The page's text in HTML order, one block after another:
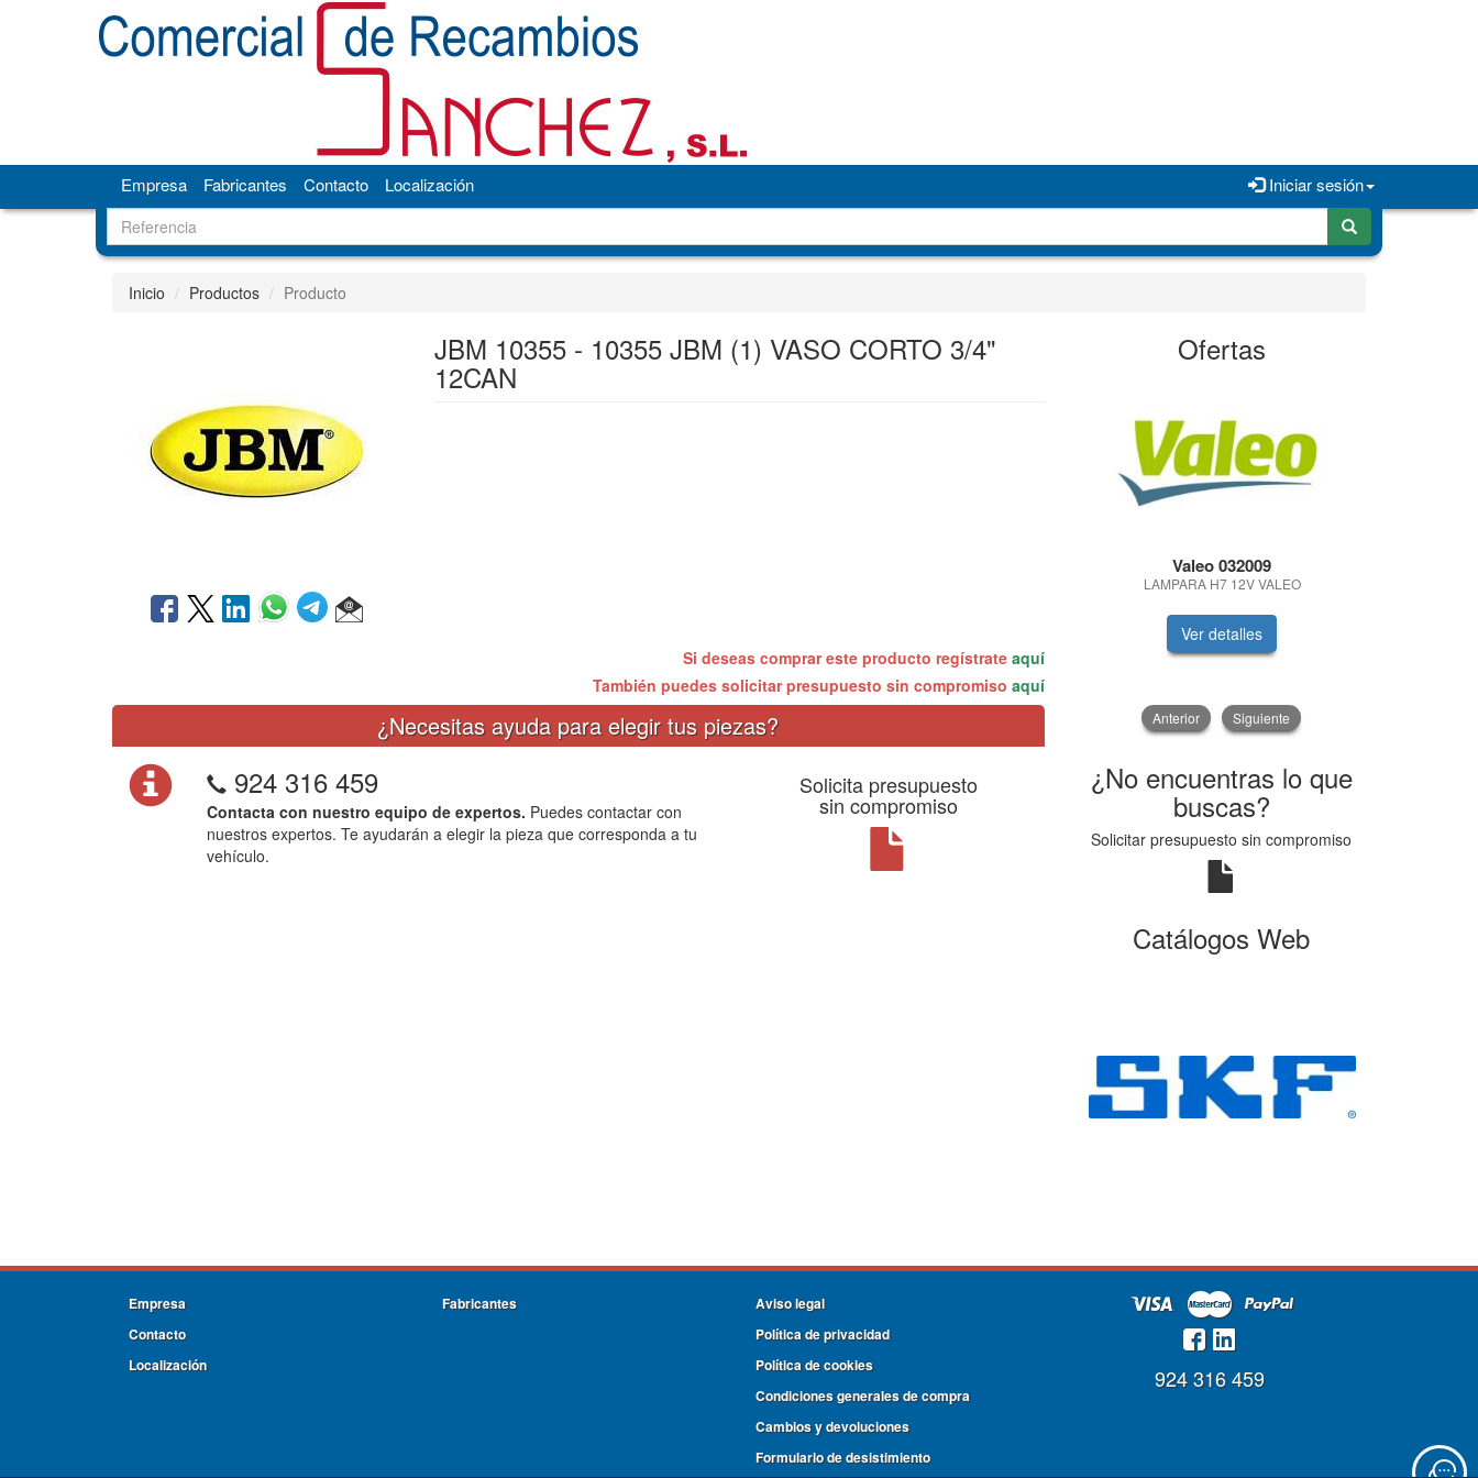
Iniciar sesión
Empresa Fabricantes Contacto Localización
Inicio Productos Producto
JBM 10355 - 10355 JBM (1) VASO CORTO 3/4"
12CAN
Si deseas comprar este producto regístrate aquí
También puedes solicitar presupuesto sin compromiso aquí
¿Necesitas ayuda para elegir tus piezas?
924 316 459
Contacta con nuestro equipo de expertos. Puedes contactar con
nuestros expertos. Te ayudarán a elegir la pieza que corresponda a tu
vehículo.
Solicita presupuesto
sin compromiso
Ofertas
Valeo 032009
LAMPARA H7 12V VALEO
Ver detalles
Anterior Siguiente
¿No encuentras lo que
buscas?
Solicitar presupuesto sin compromiso
Catálogos Web
Empresa
Contacto
Localización
Fabricantes
Aviso legal
Política de privacidad
Política de cookies
Condiciones generales de compra
Cambios y devoluciones
Formulario de desistimiento
924 316 459